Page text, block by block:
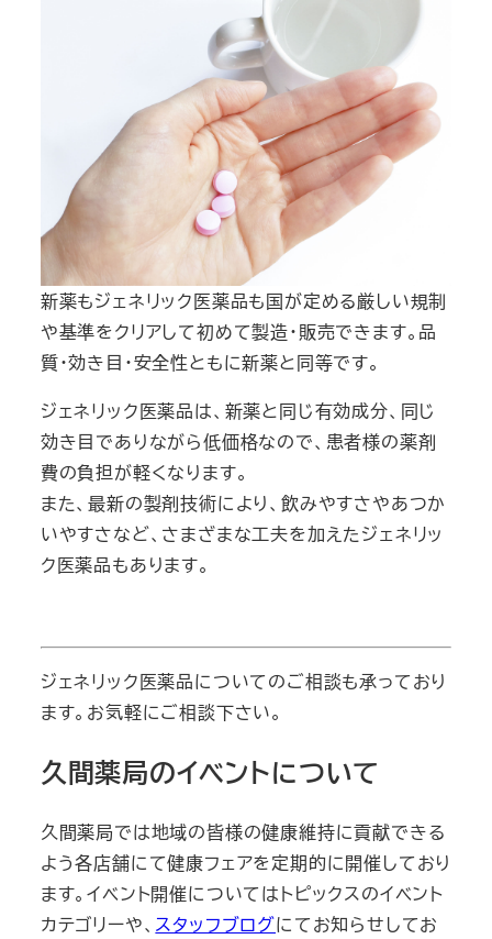
新薬もジェネリック医薬品も国が定める厳しい規制
や基準をクリアして初めて製造・販売できます。品
質・効き目・安全性ともに新薬と同等です。
ジェネリック医薬品は、新薬と同じ有効成分、同じ
効き目でありながら低価格なので、患者様の薬剤
費の負担が軽くなります。
また、最新の製剤技術により、飲みやすさやあつか
いやすさなど、さまざまな工夫を加えたジェネリッ
ク医薬品もあります。
ジェネリック医薬品についてのご相談も承っており
ます。お気軽にご相談下さい。
久間薬局のイベントについて
久間薬局では地域の皆様の健康維持に貢献できる
よう各店舗にて健康フェアを定期的に開催しており
ます。イベント開催についてはトピックスのイベント
カテゴリーや、 スタッフブログにてお知らせしてお